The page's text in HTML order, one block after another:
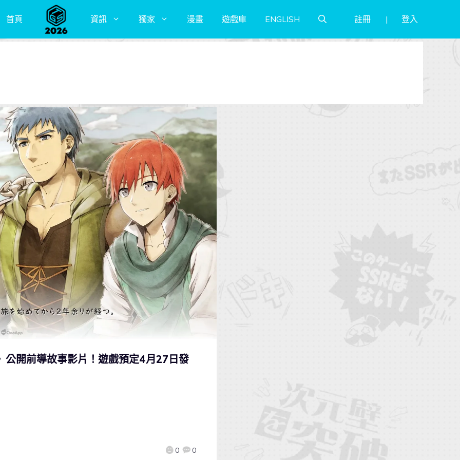
首頁 資訊 獨家 漫畫 遊戲庫 ENGLISH 註冊 登入
開前導故事影片！遊戲預定4月27日發
0 0